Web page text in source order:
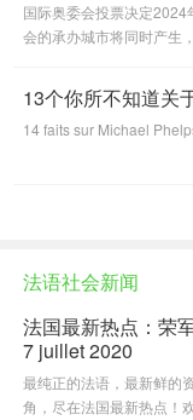
国际奥委会投票决定
会的承办城市将同时产生
13个你所不知道关
14 faits sur Michael
法语社会新闻
法国最新热点：荣
7 juillet 2020
最纯正的法语，最新鲜的
角，尽在法国最新热点！